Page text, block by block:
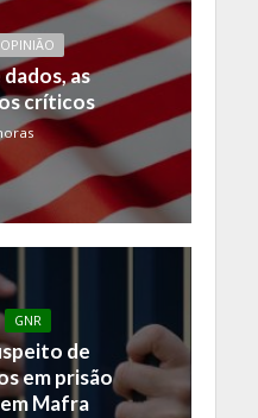
OPINIÃO
as
críticos
GNR
de
em prisão
Mafra